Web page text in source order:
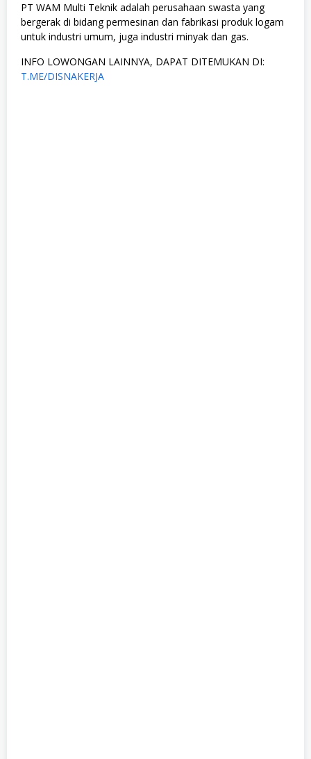
PT WAM Multi Teknik adalah perusahaan swasta yang
bergerak di bidang permesinan dan fabrikasi produk logam
untuk industri umum, juga industri minyak dan gas.
INFO LOWONGAN LAINNYA, DAPAT DITEMUKAN DI:
T.ME/DISNAKERJA